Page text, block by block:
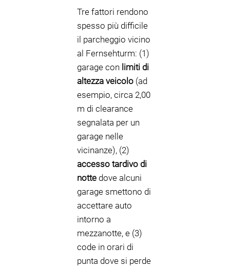
Tre fattori rendono
spesso più difficile
il parcheggio vicino
al Fernsehturm: (1)
garage con limiti di
altezza veicolo (ad
esempio, circa 2,00
m di clearance
segnalata per un
garage nelle
vicinanze), (2)
accesso tardivo di
notte dove alcuni
garage smettono di
accettare auto
intorno a
mezzanotte, e (3)
code in orari di
punta dove si perde